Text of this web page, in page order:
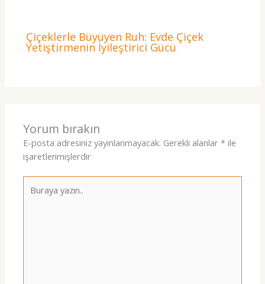
Çiçeklerle Büyüyen Ruh: Evde Çiçek
Yetiştirmenin İyileştirici Gücü
Yorum bırakın
E-posta adresiniz yayınlanmayacak. Gerekli alanlar* ile
işaretlenmişlerdir
yazın..